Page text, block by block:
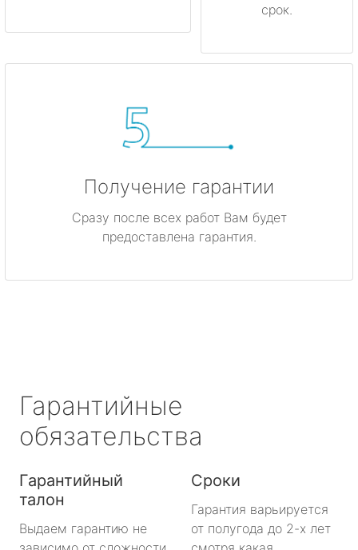
срок.
Получение гарантии
Сразу после всех работ Вам будет
предоставлена гарантия.
Гарантийные
обязательства
Гарантийный
талон
Выдаем гарантию не
Сроки
Гарантия варьируется
от полугода до 2-х лет